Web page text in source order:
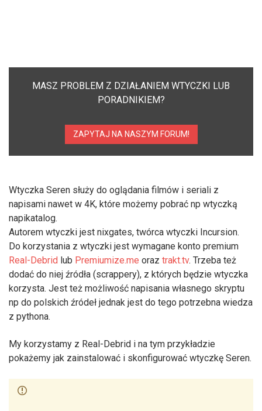
MASZ PROBLEM Z DZIAŁANIEM WTYCZKI LUB
PORADNIKIEM?
ZAPYTAJ NA NASZYM FORUM!
Wtyczka Seren służy do oglądania filmów i seriali z
napisami nawet w 4K, które możemy pobrać np wtyczką
napikatalog.
Autorem wtyczki jest nixgates, twórca wtyczki Incursion.
Do korzystania z wtyczki jest wymagane konto premium
Real-Debrid lub Premiumize.me oraz trakt.tv. Trzeba też
dodać do niej źródła (scrappery), z których będzie wtyczka
korzysta. Jest też możliwość napisania własnego skryptu
np do polskich źródeł jednak jest do tego potrzebna wiedza
z pythona.
My korzystamy z Real-Debrid i na tym przykładzie
pokażemy jak zainstalować i skonfigurować wtyczkę Seren.